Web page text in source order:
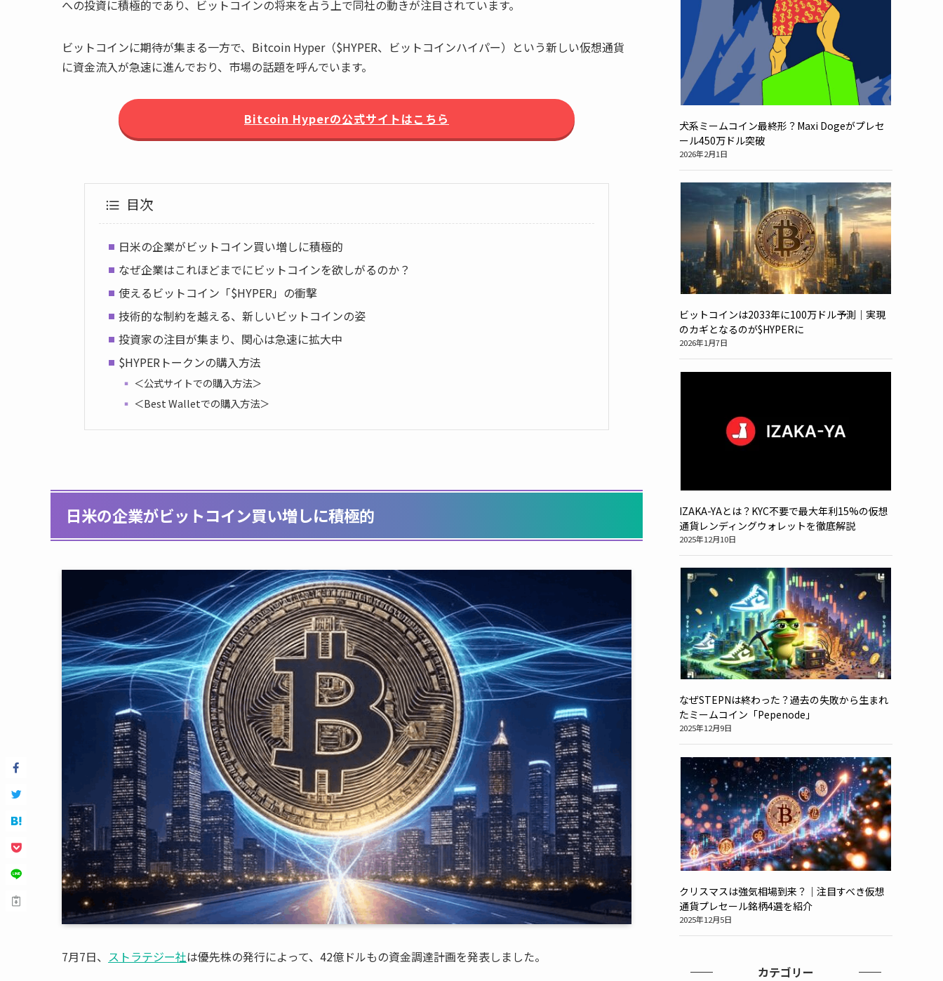
への投資に積極的であり、ビットコインの将来を占う上で同社の動きが注目されています。
ビットコインに期待が集まる一方で、Bitcoin Hyper（$HYPER、ビットコインハイパー）という新しい仮想通貨
に資金流入が急速に進んでおり、市場の話題を呼んでいます。
Bitcoin Hyperの公式サイトはこちら
目次
日米の企業がビットコイン買い増しに積極的
なぜ企業はこれほどまでにビットコインを欲しがるのか？
使えるビットコイン「$HYPER」の衝撃
技術的な制約を越える、新しいビットコインの姿
投資家の注目が集まり、関心は急速に拡大中
$HYPERトークンの購入方法
＜公式サイトでの購入方法＞
＜Best Walletでの購入方法＞
日米の企業がビットコイン買い増しに積極的
7月7日、 ストラテジー社は優先株の発行によって、42億ドルもの資金調達計画を発表しました。
犬系ミームコイン最終形？Maxi Dogeがプレセ
ール450万ドル突破
2026年2月1日
ビットコインは2033年に100万ドル予測｜実現
のカギとなるのが$HYPERに
2026年1月7日
IZAKA-YAとは？KYC不要で最大年利15%の仮想
通貨レンディングウォレットを徹底解説
2025年12月10日
なぜSTEPNは終わった？過去の失敗から生まれ
たミームコイン「Pepenode」
2025年12月9日
クリスマスは強気相場到来？｜注目すべき仮想
通貨プレセール銘柄4選を紹介
2025年12月5日
カテゴリー